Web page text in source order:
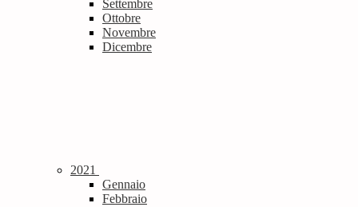
Settembre
Ottobre
Novembre
Dicembre
2021
Gennaio
Febbraio